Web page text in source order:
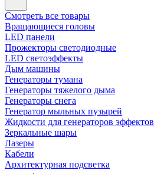
Смотреть все товары
Вращающиеся головы
LED панели
Прожекторы светодиодные
LED светоэффекты
Дым машины
Генераторы тумана
Генераторы тяжелого дыма
Генераторы снега
Генератор мыльных пузырей
Жидкости для генераторов эффектов
Зеркальные шары
Лазеры
Кабели
Архитектурная подсветка